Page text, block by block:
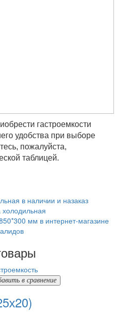
гастроемкости
удобства при выборе
пожалуйста,
таблицей.
в наличии и назаказ
мм в интернет-магазине
в сравнение